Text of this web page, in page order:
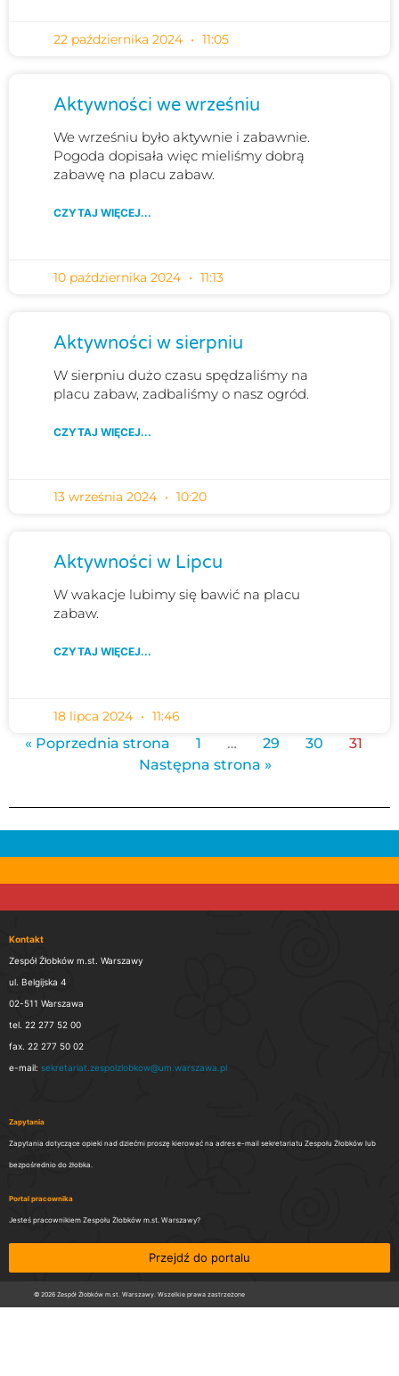
22 października 2024 11:05
Aktywności we wrześniu
We wrześniu było aktywnie i zabawnie.
Pogoda dopisała więc mieliśmy dobrą
zabawę na placu zabaw.
CZYTAJ WIĘCEJ...
10 października 2024 11:13
Aktywności w sierpniu
W sierpniu dużo czasu spędzaliśmy na
placu zabaw, zadbaliśmy o nasz ogród.
CZYTAJ WIĘCEJ...
13 września 2024 10:20
Aktywności w Lipcu
W wakacje lubimy się bawić na placu
zabaw.
CZYTAJ WIĘCEJ...
18 lipca 2024 11:46
« Poprzednia strona 1 … 29 30
31
Następna strona »
Kontakt
Zespół Żłobków m.st. Warszawy
ul. Belgijska 4
02-511 Warszawa
tel. 22 277 52 00
fax. 22 277 50 02
e-mail: sekretariat.zespolzlobkow@um.warszawa.pl
Zapytania
Zapytania dotyczące opieki nad dziećmi proszę kierować na adres e-mail sekretariatu Zespołu Żłobków lub
bezpośrednio do żłobka.
Portal pracownika
Jesteś pracownikiem Zespołu Żłobków m.st. Warszawy?
Przejdź do portalu
© 2026 Zespół Żłobków m.st. Warszawy. Wszelkie prawa zastrzeżone